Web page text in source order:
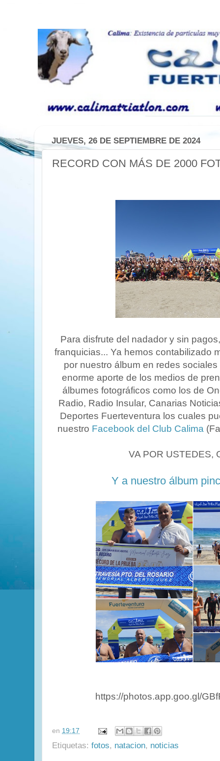
JUEVES, 26 DE SEPTIEMBRE DE 2024
RECORD CON MÁS DE 2000
Para disfrute del nadador y sin
franquicias... Ya hemos contabilizado
por nuestro álbum en redes
enorme aporte de los medios de
álbumes fotográficos como los de
Radio, Radio Insular, Canarias
Deportes Fuerteventura los cuales
nuestro Facebook del Club Calima
VA POR USTEDES,
Y a nuestro álbum
https://photos.app.goo.gl/
en 19:17
Etiquetas: fotos, natacion, noticias